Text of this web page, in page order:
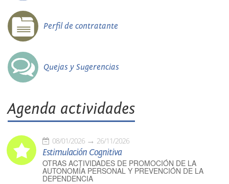
Perfil de contratante
Quejas y Sugerencias
Agenda actividades
08/01/2026 26/11/2026
Estimulación Cognitiva
OTRAS ACTIVIDADES DE PROMOCIÓN DE LA
AUTONOMÍA PERSONAL Y PREVENCIÓN DE LA
DEPENDENCIA